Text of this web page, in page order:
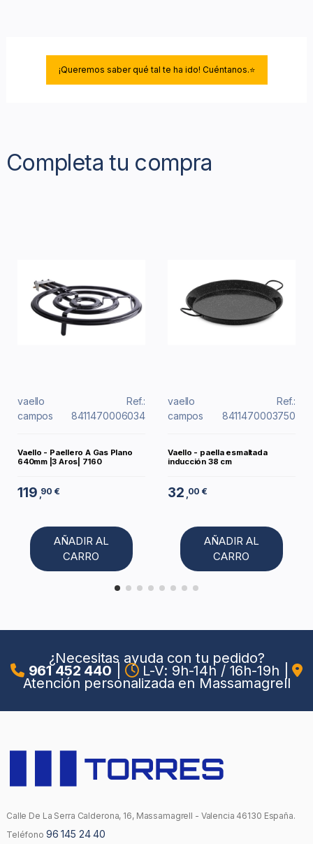
¡Queremos saber qué tal te ha ido! Cuéntanos.⭐
Completa tu compra
vaello
campos
Ref.:
8411470006034
Vaello - Paellero A Gas Plano
640mm |3 Aros| 7160
119 ,90 €
AÑADIR AL
CARRO
vaello
campos
Ref.:
8411470003750
Vaello - paella esmaltada
inducción 38 cm
32 ,00 €
AÑADIR AL
CARRO
¿Necesitas ayuda con tu pedido?
961 452 440 L-V: 9h-14h / 16h-19h
Atención personalizada en Massamagrell
Calle De La Serra Calderona, 16, Massamagrell - Valencia 46130 España.
Teléfono 96 145 24 40